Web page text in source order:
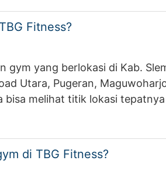
Fitness?
gym yang berlokasi di Kab.
Utara, Pugeran,
bisa melihat titik lokasi tepatnya
di TBG Fitness?